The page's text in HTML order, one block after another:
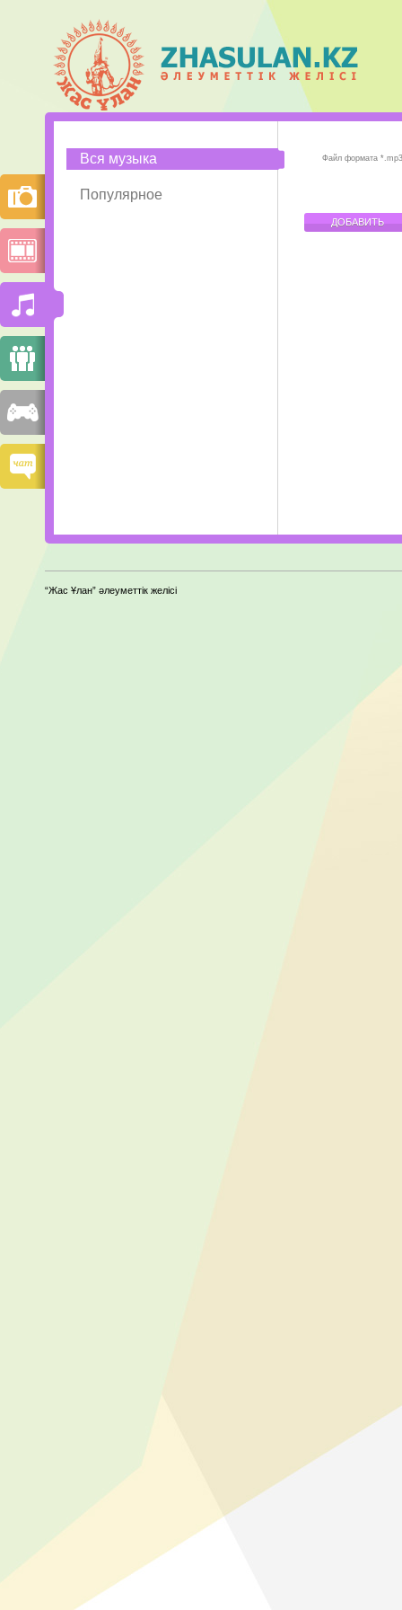
Вся музыка
Популярное
Файл формата
“Жас Ұлан” әлеуметтік желісі